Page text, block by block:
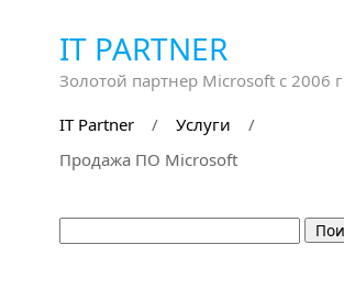
IT PARTNER
Золотой партнер Microsoft с 2006
IT Partner
/ Услуги
/
Продажа ПО Microsoft